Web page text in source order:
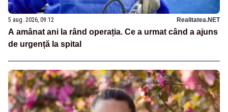
5 aug. 2026, 09:12 Realitatea.NET
A amânat ani la rând operația. Ce a urmat când a ajuns
de urgență la spital